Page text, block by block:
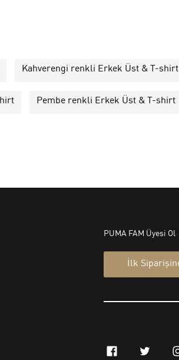
Kahverengi renkli Erkek Üst & T-shirt
Pembe renkli Erkek Üst & T-shirt